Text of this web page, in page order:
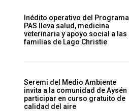
Inédito operativo del Programa
PAS lleva salud, medicina
veterinaria y apoyo social a las
familias de Lago Christie
Seremi del Medio Ambiente
invita a la comunidad de Aysén
participar en curso gratuito de
calidad del aire